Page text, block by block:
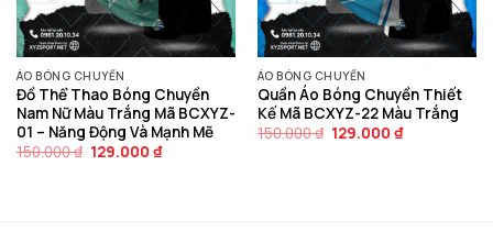
ÁO BÓNG CHUYỀN
Đồ Thể Thao Bóng Chuyền
Nam Nữ Màu Trắng Mã BCXYZ-
01 – Năng Động Và Mạnh Mẽ
150.000₫ Giá
129.000 ₫Giá
ÁO BÓNG CHUYỀN
Quần Áo Bóng Chuyền Thiết
Kế Mã BCXYZ-22 Màu Trắng
150.000₫ Giá
129.000 ₫Giá